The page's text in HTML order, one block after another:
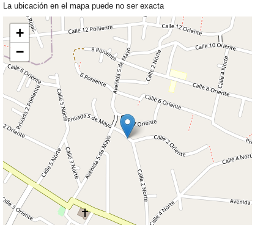
La ubicación en el mapa puede no ser exacta
+
−